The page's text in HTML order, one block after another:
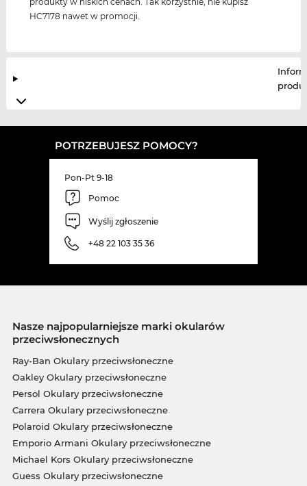
HC7178 nawet w promocji.
POTRZEBUJESZ POMOCY?
Pon-Pt 9-18
Pomoc
Wyślij zgłoszenie
+48 22 103 35 36
Nasze najpopularniejsze marki okularów
przeciwsłonecznych
Ray-Ban Okulary przeciwsłoneczne
Oakley Okulary przeciwsłoneczne
Persol Okulary przeciwsłoneczne
Carrera Okulary przeciwsłoneczne
Polaroid Okulary przeciwsłoneczne
Emporio Armani Okulary przeciwsłoneczne
Michael Kors Okulary przeciwsłoneczne
Guess Okulary przeciwsłoneczne